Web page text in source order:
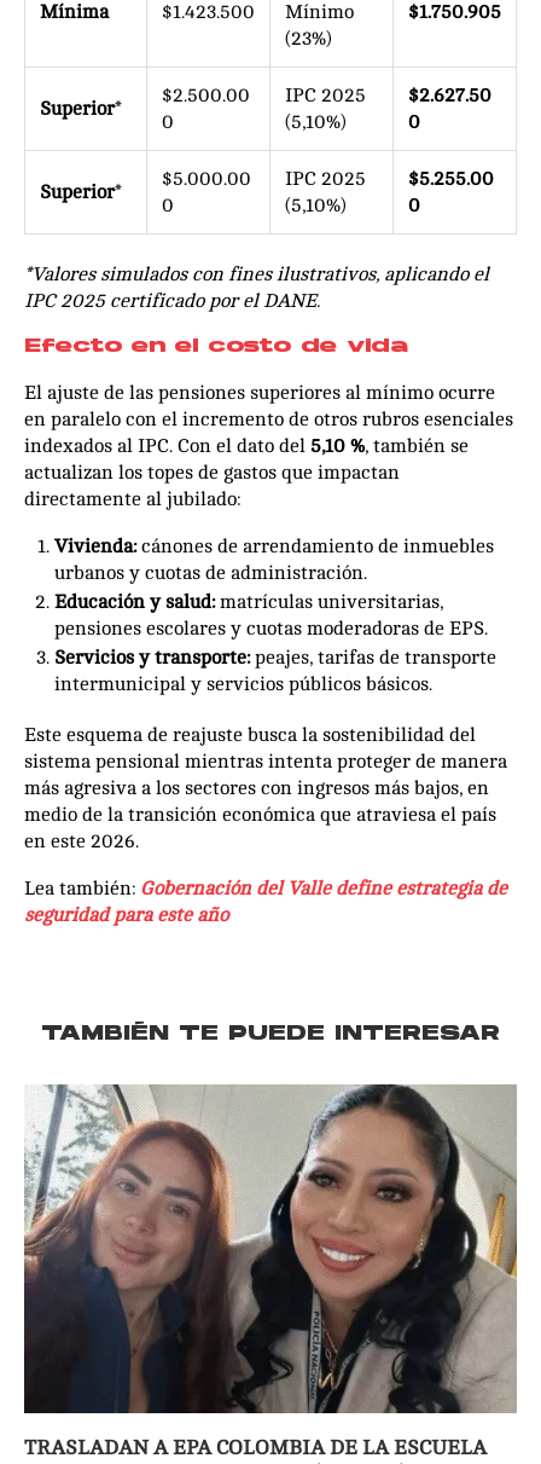
Mínima $1.423.500
Mínimo
(23%)
$1.750.905
Superior*
$2.500.00
0
IPC 2025
(5,10%)
$2.627.50
0
Superior*
$5.000.00
0
IPC 2025
(5,10%)
$5.255.00
0
*Valores simulados con fines ilustrativos, aplicando el
IPC 2025 certificado por el DANE.
Efecto en el costo de vida
El ajuste de las pensiones superiores al mínimo ocurre
en paralelo con el incremento de otros rubros esenciales
indexados al IPC. Con el dato del 5,10 %, también se
actualizan los topes de gastos que impactan
directamente al jubilado:
Vivienda:cánones de arrendamiento de inmuebles
urbanos y cuotas de administración.
Educación y salud:matrículas universitarias,
pensiones escolares y cuotas moderadoras de EPS.
Servicios y transporte:peajes, tarifas de transporte
intermunicipal y servicios públicos básicos.
Este esquema de reajuste busca la sostenibilidad del
sistema pensional mientras intenta proteger de manera
más agresiva a los sectores con ingresos más bajos, en
medio de la transición económica que atraviesa el país
en este 2026.
Lea también: Gobernación del Valle define estrategia de
seguridad para este año
TAMBIÉN TE PUEDE INTERESAR
TRASLADAN A EPA COLOMBIA DE LA ESCUELA